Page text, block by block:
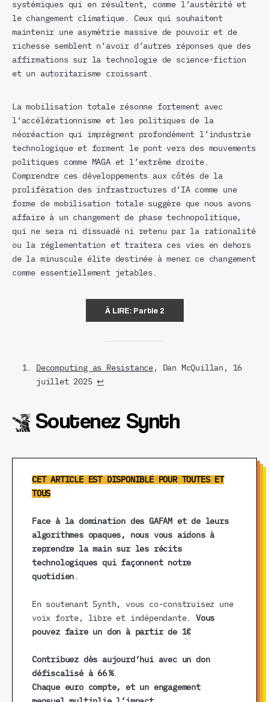
systémiques qui en résultent, comme l’austérité et
le changement climatique. Ceux qui souhaitent
maintenir une asymétrie massive de pouvoir et de
richesse semblent n’avoir d’autres réponses que des
affirmations sur la technologie de science-fiction
et un autoritarisme croissant.
La mobilisation totale résonne fortement avec
l’accélérationnisme et les politiques de la
néoréaction qui imprègnent profondément l’industrie
technologique et forment le pont vers des mouvements
politiques comme MAGA et l’extrême droite.
Comprendre ces développements aux côtés de la
prolifération des infrastructures d’IA comme une
forme de mobilisation totale suggère que nous avons
affaire à un changement de phase technopolitique,
qui ne sera ni dissuadé ni retenu par la rationalité
ou la réglementation et traitera ces vies en dehors
de la minuscule élite destinée à mener ce changement
comme essentiellement jetables.
À LIRE: Partie 2
Decomputing as Resistance , Dan McQuillan, 16
juillet 2025↩︎
Soutenez Synth
CET ARTICLE EST DISPONIBLE POUR TOUTES ET
TOUS
Face à la domination des GAFAM et de leurs
algorithmes opaques, nous vous aidons à
reprendre la main sur les récits
technologiques qui façonnent notre
quotidien .
En soutenant Synth, vous co-construisez une
voix forte, libre et indépendante.Vous
pouvez faire un don à partir de 1€
Contribuez dès aujourd’hui avec un don
défiscalisé à 66 %.
Chaque euro compte, et un engagement